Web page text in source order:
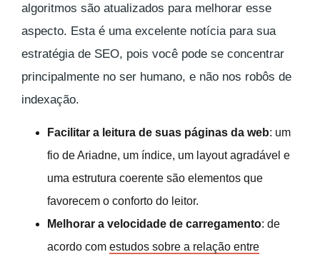
algoritmos são atualizados para melhorar esse
aspecto. Esta é uma excelente notícia para sua
estratégia de SEO, pois você pode se concentrar
principalmente no ser humano, e não nos robôs de
indexação.
Facilitar a leitura de suas páginas da web: um
fio de Ariadne, um índice, um layout agradável e
uma estrutura coerente são elementos que
favorecem o conforto do leitor.
Melhorar a velocidade de carregamento: de
acordo com estudos sobre a relação entre